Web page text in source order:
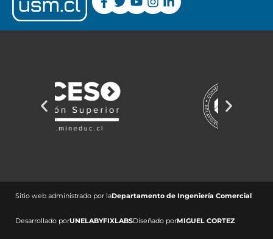
Sitio web administrado por laDepartamento de Ingeniería Comercial ​
Desarrollado porUNELABYFIXLABSDiseñado porMIGUEL CORTEZ